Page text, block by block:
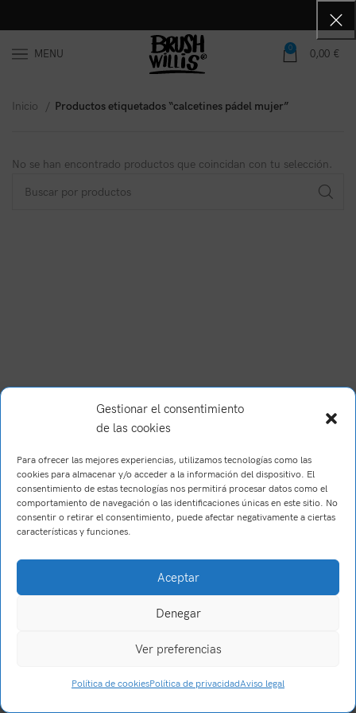
Gestionar el consentimiento
de las cookies
Para ofrecer las mejores experiencias, utilizamos tecnologías como las
cookies para almacenar y/o acceder a la información del dispositivo. El
consentimiento de estas tecnologías nos permitirá procesar datos como el
comportamiento de navegación o las identificaciones únicas en este sitio. No
consentir o retirar el consentimiento, puede afectar negativamente a ciertas
características y funciones.
Aceptar
Denegar
Ver preferencias
Política de cookiesPolítica de privacidadAviso legal
MENU 0 0,00 €
Inicio Productos etiquetados “calcetines pádel mujer”
No se han encontrado productos que coincidan con tu selección.
0